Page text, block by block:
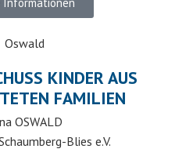
KINDER AUS
FAMILIEN
OSWALD
Blies e.V.